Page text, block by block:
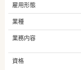
雇用形態
業種
業務内容
資格